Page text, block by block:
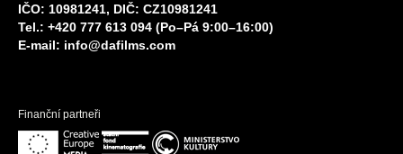
IČO: 10981241, DIČ: CZ10981241
Tel.: +420 777 613 094 (Po–Pá 9:00–16:00)
E-mail: info@dafilms.com
Finanční partneři